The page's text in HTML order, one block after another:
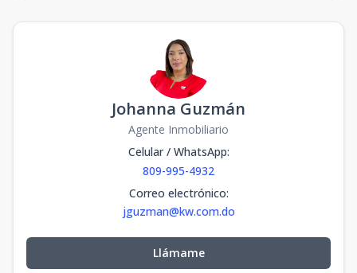
Johanna Guzmán
Agente Inmobiliario
Celular / WhatsApp:
809-995-4932
Correo electrónico:
jguzman@kw.com.do
Llámame